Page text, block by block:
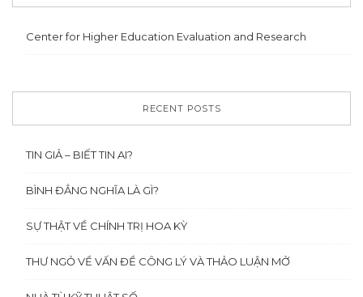
Center for Higher Education Evaluation and Research
RECENT POSTS
TIN GIẢ – BIẾT TIN AI?
BÌNH ĐẲNG NGHĨA LÀ GÌ?
SỰ THẬT VỀ CHÍNH TRỊ HOA KỲ
THƯ NGỎ VỀ VẤN ĐỀ CÔNG LÝ VÀ THẢO LUẬN MỞ